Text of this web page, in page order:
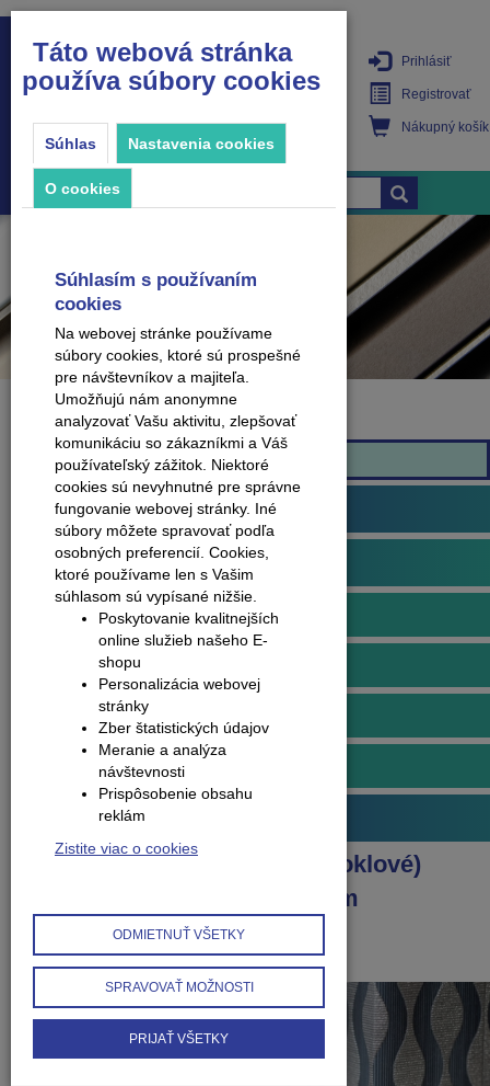
PRODUKTY
Prihlásiť
Registrovať
Nákupný košík
Značka
Effector
Podlahové profily
Obvodové lišty (soklové)
Lišty soklové plastové
Doplnky k plastovým lištám
Lišty soklové hliníkové
Doplnky k hliníkovým lištám
Príslušenstvo k podlahám
Produkty
Obvodové lišty (soklové)
Doplnky k hliníkovým lištám
Roh vonkajší k lište Q63
Táto webová stránka
používa súbory cookies
Súhlas Nastavenia cookies
O cookies
Súhlasím s používaním
cookies
Na webovej stránke používame
súbory cookies, ktoré sú prospešné
pre návštevníkov a majiteľa.
Umožňujú nám anonymne
analyzovať Vašu aktivitu, zlepšovať
komunikáciu so zákazníkmi a Váš
používateľský zážitok. Niektoré
cookies sú nevyhnutné pre správne
fungovanie webovej stránky. Iné
súbory môžete spravovať podľa
osobných preferencií. Cookies,
ktoré používame len s Vašim
súhlasom sú vypísané nižšie.
Poskytovanie kvalitnejších
online služieb našeho E-
shopu
Personalizácia webovej
stránky
Zber štatistických údajov
Meranie a analýza
návštevnosti
Prispôsobenie obsahu
reklám
Zistite viac o cookies
ODMIETNUŤ VŠETKY
SPRAVOVAŤ MOŽNOSTI
PRIJAŤ VŠETKY